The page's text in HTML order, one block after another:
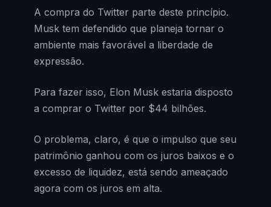
A compra do Twitter parte deste princípio.
Musk tem defendido que planeja tornar o
ambiente mais favorável a liberdade de
expressão.
Para fazer isso, Elon Musk estaria disposto
a comprar o Twitter por $44 bilhões.
O problema, claro, é que o impulso que seu
patrimônio ganhou com os juros baixos e o
excesso de liquidez, está sendo ameaçado
agora com os juros em alta.